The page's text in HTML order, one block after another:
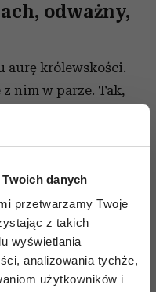
danych
przetwarzamy Twoje
z takich
wyświetlania
analizowania tychże,
użytkowników i
odważny,
aurę królewskości.
nim w parze. Tak,
Słońce, które nie
jednostajnym
jest lojalnym
lubianym
dać, bo